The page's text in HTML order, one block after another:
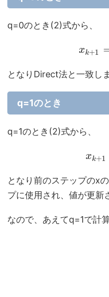
q=0のとき(2)式から、
xk+1
となりDirect法と一致しま
q=1のとき
q=1のとき(2)式から、
xk+1
となり前のステップのx
プに使用され、値が更新
なので、あえてq=1で計